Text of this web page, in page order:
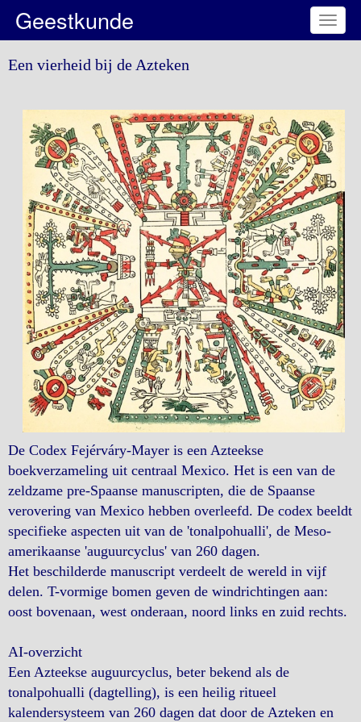
Toggle
Geestkunde
Een vierheid bij de Azteken
De Codex Fejérváry-Mayer is een Azteekse
boekverzameling uit centraal Mexico. Het is een van de
zeldzame pre-Spaanse manuscripten, die de Spaanse
verovering van Mexico hebben overleefd. De codex beeldt
specifieke aspecten uit van de 'tonalpohualli', de Meso-
amerikaanse 'auguurcyclus' van 260 dagen.
Het beschilderde manuscript verdeelt de wereld in vijf
delen. T-vormige bomen geven de windrichtingen aan:
oost bovenaan, west onderaan, noord links en zuid rechts.
AI-overzicht
Een Azteekse auguurcyclus, beter bekend als de
tonalpohualli (dagtelling), is een heilig ritueel
kalendersysteem van 260 dagen dat door de Azteken en